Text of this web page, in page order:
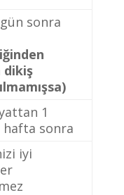
sonra
dikiş
1
hafta sonra
iyi